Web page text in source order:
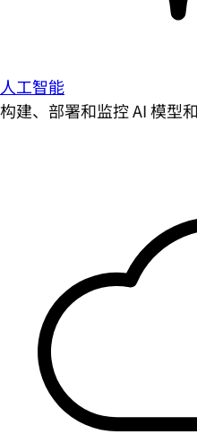
人工智能
构建、部署和监控 AI 模型和